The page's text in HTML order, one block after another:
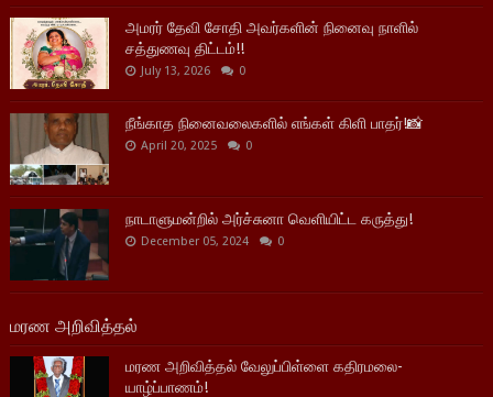
அமரர் தேவி சோதி அவர்களின் நினைவு நாளில்
சத்துணவு திட்டம்!!
July 13, 2026 0
நீங்காத நினைவலைகளில் எங்கள் கிளி பாதர்!📸
April 20, 2025 0
நாடாளுமன்றில் அர்ச்சுனா வெளியிட்ட கருத்து!
December 05, 2024 0
மரண அறிவித்தல்
மரண அறிவித்தல் வேலுப்பிள்ளை கதிரமலை-
யாழ்ப்பாணம்!